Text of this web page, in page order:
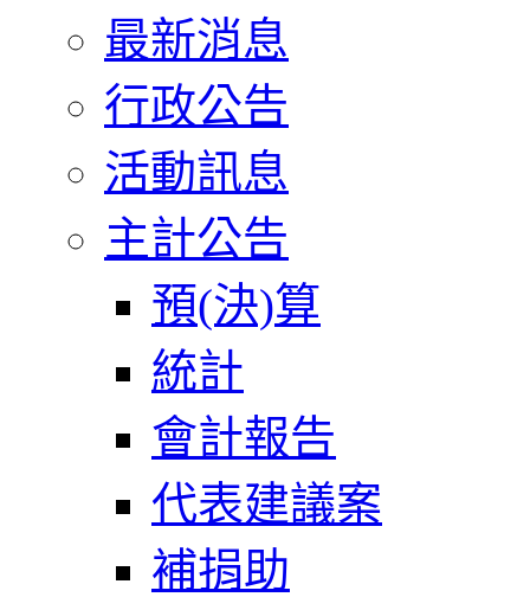
最新消息
行政公告
活動訊息
主計公告
預(決)算
統計
會計報告
代表建議案
補捐助